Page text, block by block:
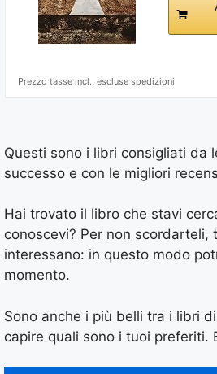
Prezzo tasse incl., escluse spedizioni
Questi sono i libri consigliati da
successo e con le migliori
Hai trovato il libro che stavi
conoscevi? Per non
interessano: in questo modo
momento.
Sono anche i più belli tra i libri
capire quali sono i tuoi preferiti.